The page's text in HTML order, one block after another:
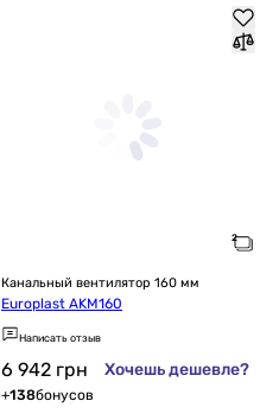
Канальный вентилятор 160 мм
Europlast AKM160
Написать отзыв
6 942 грн Хочешь дешевле?
+138бонусов